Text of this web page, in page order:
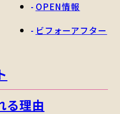
OPEN情報
ビフォーアフター
る理由